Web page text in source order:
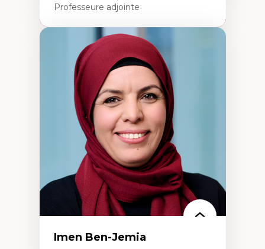
Professeure adjointe
Expertises
Méthodes de recherche
Acteurs plus qu'humains
Approches socio-écologiques
Conservation de la biodiversité
Collaboration et méthodes participatives
Études des sciences
Relations humain-environnement
Transdisciplinarité
Imen Ben-Jemia